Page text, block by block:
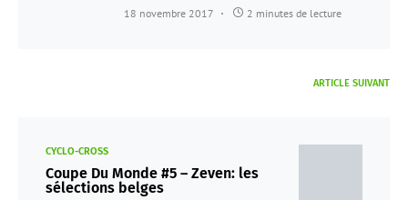
18 novembre 2017 2 minutes de lecture
ARTICLE SUIVANT
CYCLO-CROSS
Coupe Du Monde #5 – Zeven: les
sélections belges